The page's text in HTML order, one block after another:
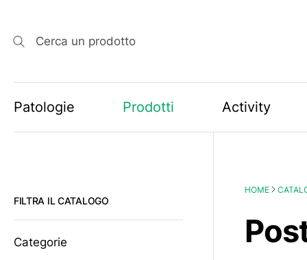
Cerca un prodotto
Patologie Prodotti Activity
HOME
FILTRA IL CATALOGO
Categorie